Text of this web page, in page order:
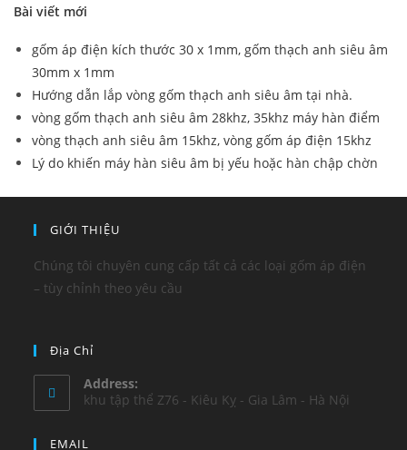
Bài viết mới
gốm áp điện kích thước 30 x 1mm, gốm thạch anh siêu âm
30mm x 1mm
Hướng dẫn lắp vòng gốm thạch anh siêu âm tại nhà.
vòng gốm thạch anh siêu âm 28khz, 35khz máy hàn điểm
vòng thạch anh siêu âm 15khz, vòng gốm áp điện 15khz
Lý do khiến máy hàn siêu âm bị yếu hoặc hàn chập chờn
GIỚI THIỆU
Chúng tôi chuyên cung cấp tất cả các loại gốm áp điện
– tùy chỉnh theo yêu cầu
Địa Chỉ
Address:
khu tập thể Z76 - Kiêu Kỵ - Gia Lâm - Hà Nội
EMAIL